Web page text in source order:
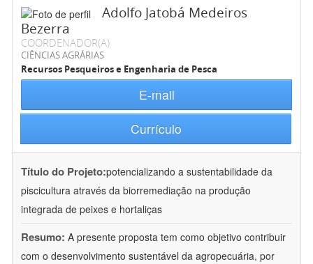
Adolfo Jatobá Medeiros
Bezerra
COORDENADOR(A)
CIÊNCIAS AGRÁRIAS
Recursos Pesqueiros e Engenharia de Pesca
E-mail
Currículo
Título do Projeto:potencializando a sustentabilidade da
piscicultura através da biorremediação na produção
integrada de peixes e hortaliças
Resumo: A presente proposta tem como objetivo contribuir
com o desenvolvimento sustentável da agropecuária, por